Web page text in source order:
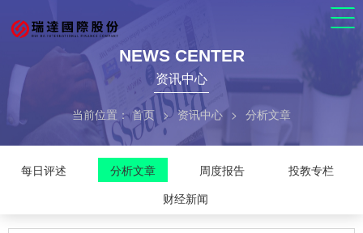
NEWS CENTER
资讯中心
当前位置：首页 > 资讯中心 > 分析文章
每日评述 分析文章 周度报告
投教专栏
财经新闻